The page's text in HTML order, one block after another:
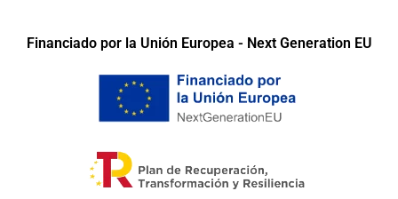
Financiado por la Unión Europea - Next Generation EU